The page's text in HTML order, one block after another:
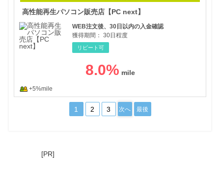
高性能再生パソコン販売店【PC next】
WEB注文後、30日以内の入金確認
獲得期間： 30日程度
リピート可
8.0%
+5%mile
1 2 3 次へ 最後
[PR]